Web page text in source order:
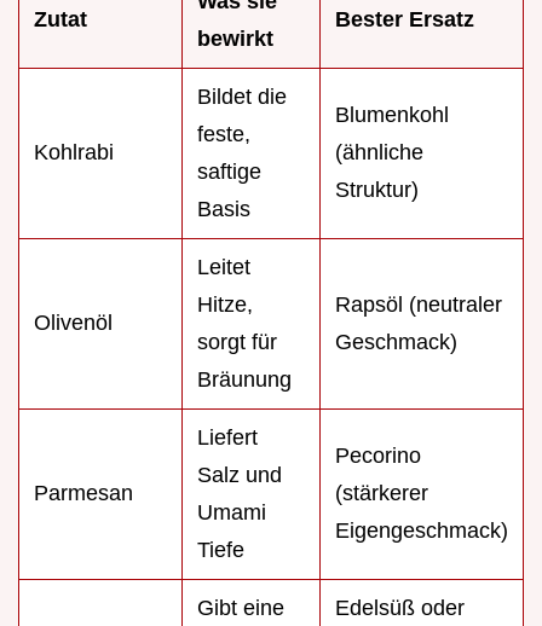
Zutat
bewirkt
Bester Ersatz
Kohlrabi
Bildet die
feste,
saftige
Basis
Blumenkohl
(ähnliche
Struktur)
Olivenöl
Leitet
Hitze,
sorgt für
Bräunung
Rapsöl (neutraler
Geschmack)
Parmesan
Liefert
Salz und
Umami
Tiefe
Pecorino
(stärkerer
Eigengeschmack)
Gibt eine
Edelsüß oder